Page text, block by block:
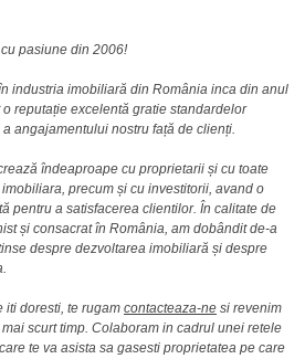
pasiune din 2006!
industria imobiliară din România inca din anul
reputație excelentă gratie standardelor
angajamentului nostru față de clienți.
îndeaproape cu proprietarii și cu toate
precum și cu investitorii, avand o
pentru a satisfacerea clientilor. În calitate de
și consacrat în România, am dobândit de-a
despre dezvoltarea imobiliară și despre
iti doresti, te rugam contacteaza-ne si revenim
scurt timp. Colaboram in cadrul unei retele
te va asista sa gasesti proprietatea pe care